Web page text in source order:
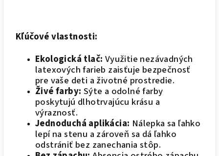
Kľúčové vlastnosti:
Ekologická tlač: Využitie nezávadných
latexových farieb zaisťuje bezpečnosť
pre vaše deti a životné prostredie.
Živé farby: Sýte a odolné farby
poskytujú dlhotrvajúcu krásu a
výraznosť.
Jednoduchá aplikácia: Nálepka sa ľahko
lepí na stenu a zároveň sa dá ľahko
odstrániť bez zanechania stôp.